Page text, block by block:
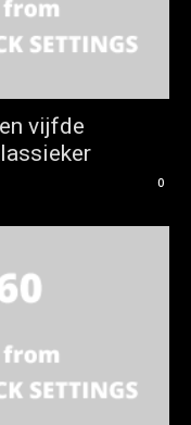
vijfde
0